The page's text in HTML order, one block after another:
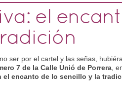
el
ser por el cartel y las señas,
7 de la Calle Unió de Porrera,
el encanto de lo sencillo y la